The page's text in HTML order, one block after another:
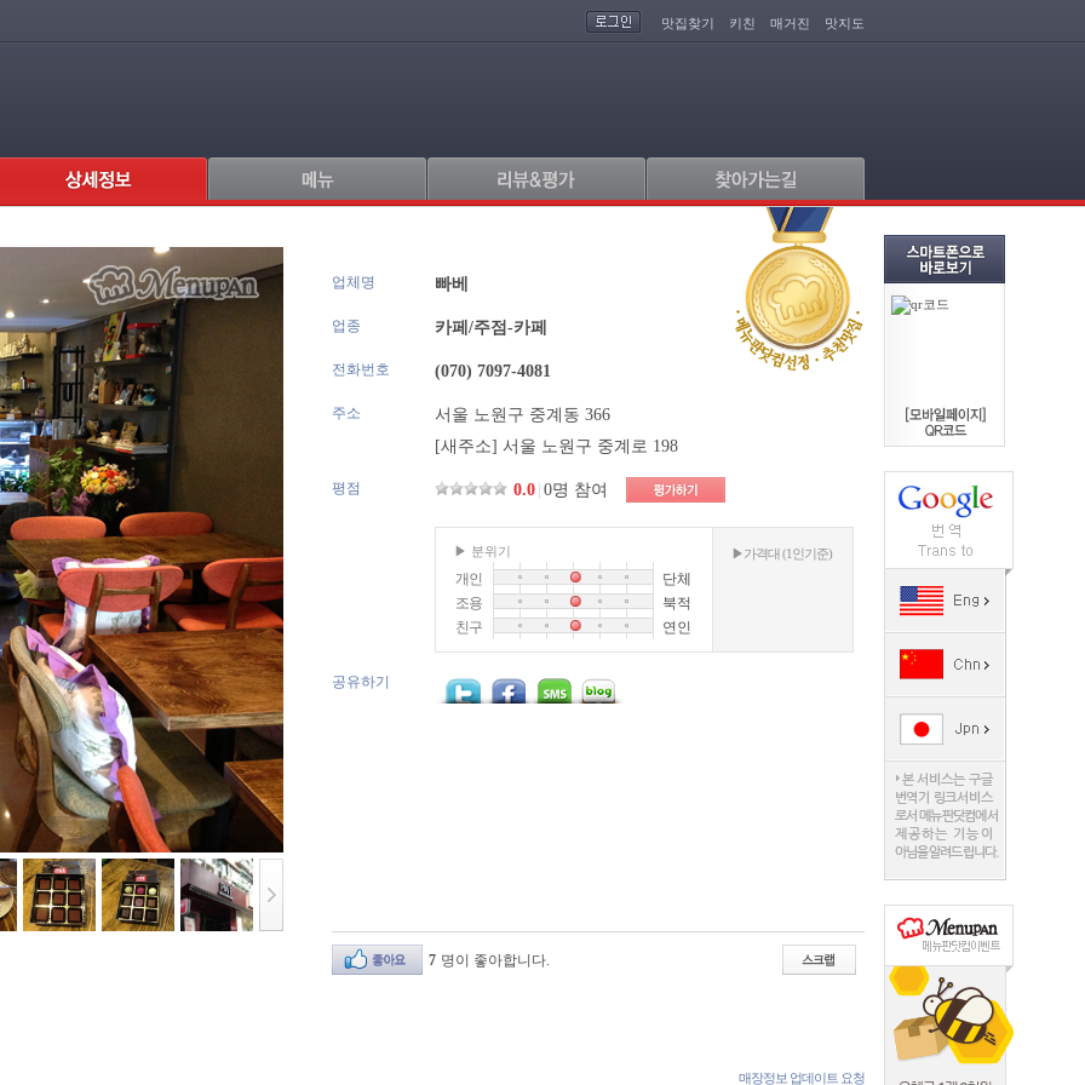
맛집찾기 키친 매거진 맛지도
업체명 빠베
업종 카페/주점-카페
전화번호 (070) 7097-4081
주소
서울 노원구 중계동 366
[새주소] 서울 노원구 중계로 198
평점 0.0 0명 참여
▶ 분위기
개인
단체
조용
북적
친구
연인
▶가격대 (1인기준)
공유하기
7 명이 좋아합니다.
매장정보 업데이트 요청